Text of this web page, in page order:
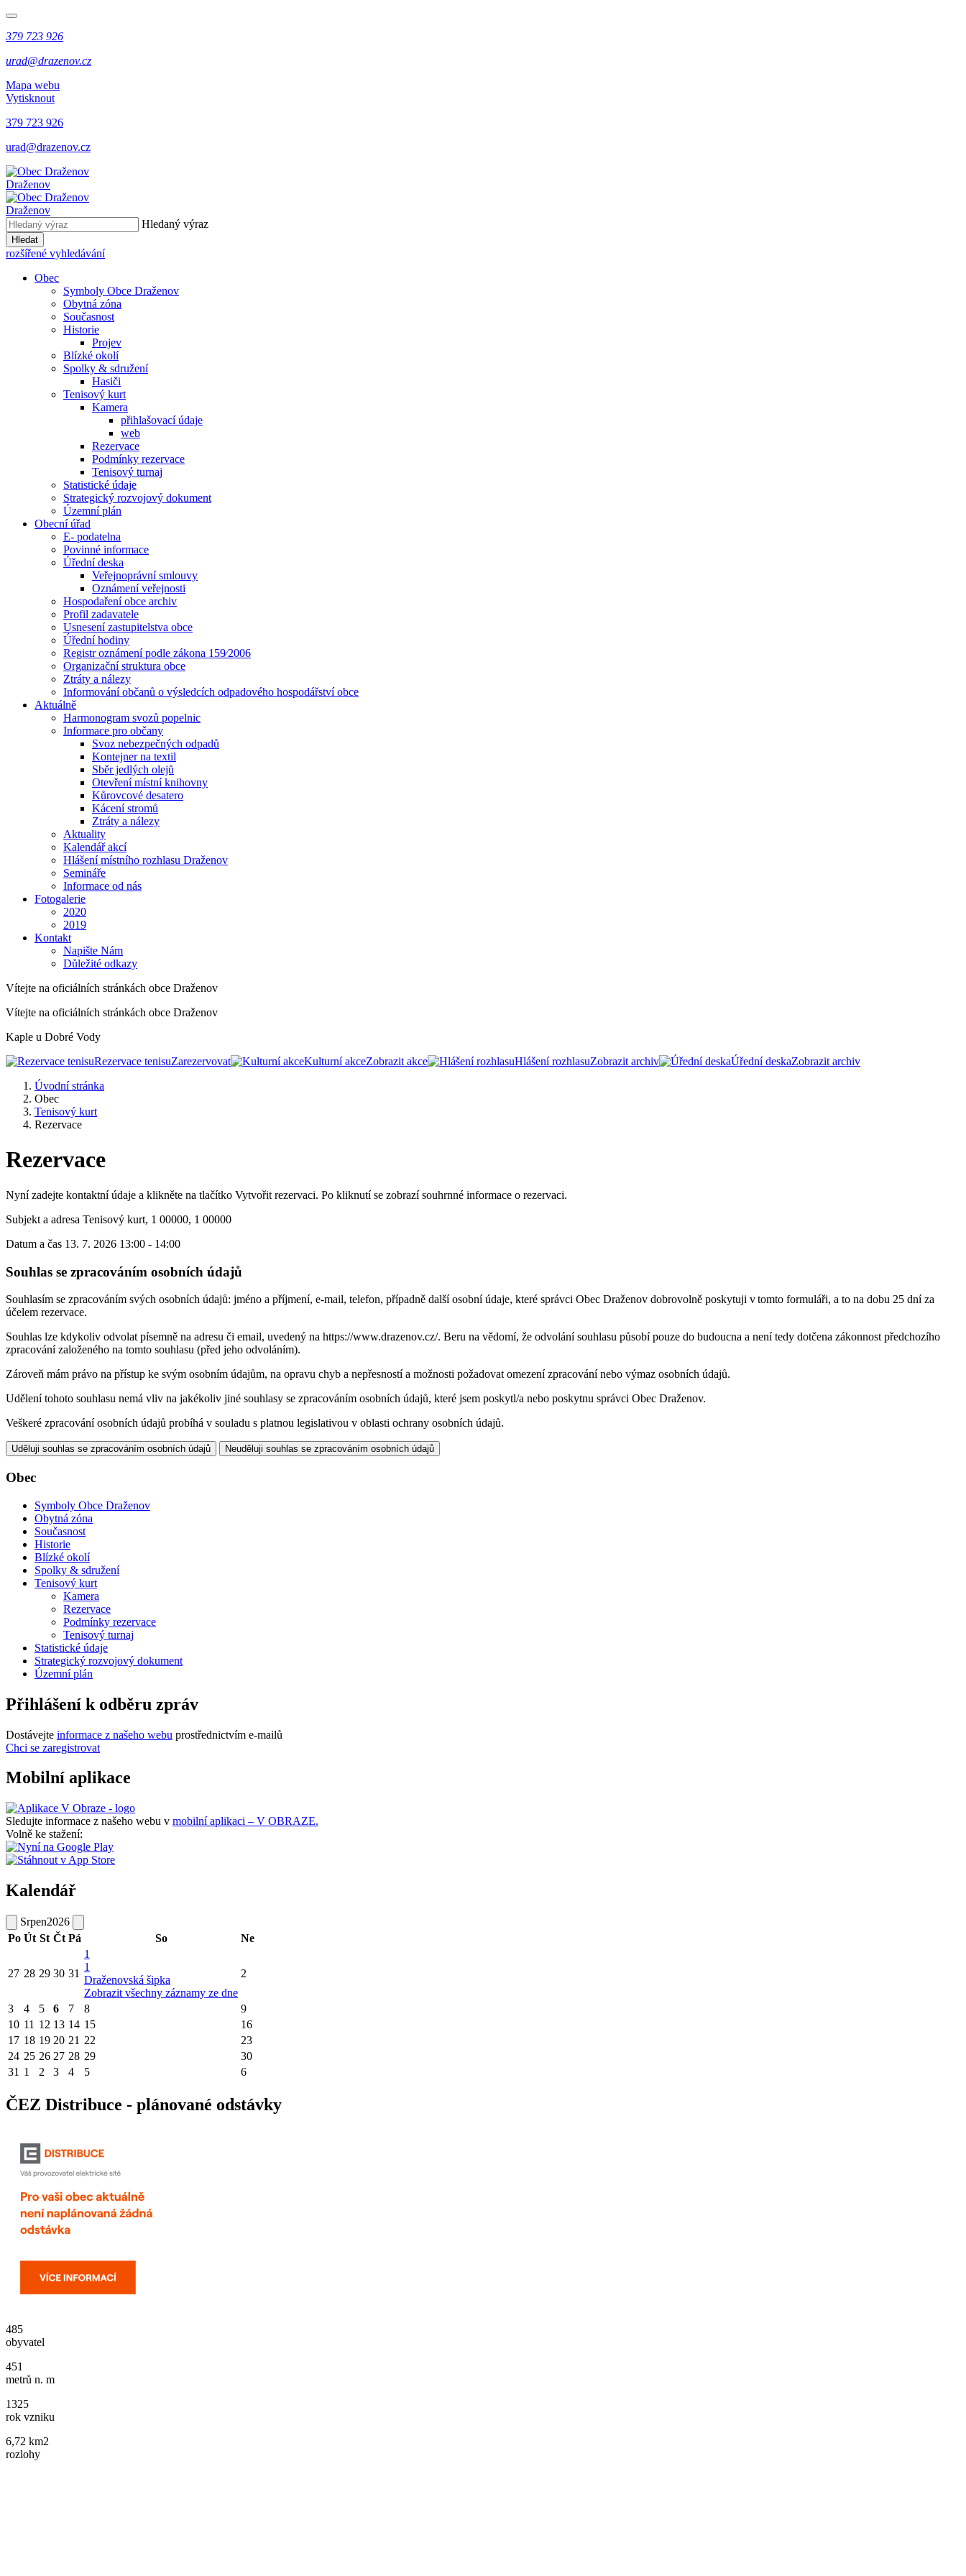
379 723 926
urad@drazenov.cz
Mapa webu
Vytisknout
379 723 926
urad@drazenov.cz
Draženov
Draženov
Hledaný výraz
Hledat
rozšířené vyhledávání
Obec
Symboly Obce Draženov
Obytná zóna
Současnost
Historie
Projev
Blízké okolí
Spolky & sdružení
Hasiči
Tenisový kurt
Kamera
přihlašovací údaje
web
Rezervace
Podmínky rezervace
Tenisový turnaj
Statistické údaje
Strategický rozvojový dokument
Územní plán
Obecní úřad
E- podatelna
Povinné informace
Úřední deska
Veřejnoprávní smlouvy
Oznámení veřejnosti
Hospodaření obce archiv
Profil zadavatele
Usnesení zastupitelstva obce
Úřední hodiny
Registr oznámení podle zákona 159⁄2006
Organizační struktura obce
Ztráty a nálezy
Informování občanů o výsledcích odpadového hospodářství obce
Aktuálně
Harmonogram svozů popelnic
Informace pro občany
Svoz nebezpečných odpadů
Kontejner na textil
Sběr jedlých olejů
Otevření místní knihovny
Kůrovcové desatero
Kácení stromů
Ztráty a nálezy
Aktuality
Kalendář akcí
Hlášení místního rozhlasu Draženov
Semináře
Informace od nás
Fotogalerie
2020
2019
Kontakt
Napište Nám
Důležité odkazy
Vítejte na oficiálních stránkách obce Draženov
Vítejte na oficiálních stránkách obce Draženov
Kaple u Dobré Vody
Rezervace tenisuZarezervovat Kulturní akceZobrazit akce Hlášení rozhlasuZobrazit archiv Úřední deskaZobrazit archiv
Úvodní stránka
Obec
Tenisový kurt
Rezervace
Rezervace
Nyní zadejte kontaktní údaje a klikněte na tlačítko Vytvořit rezervaci. Po kliknutí se zobrazí souhrnné informace o rezervaci.
Subjekt a adresa Tenisový kurt, 1 00000, 1 00000
Datum a čas 13. 7. 2026 13:00 - 14:00
Souhlas se zpracováním osobních údajů
Souhlasím se zpracováním svých osobních údajů: jméno a příjmení, e-mail, telefon, případně další osobní údaje, které správci Obec Draženov dobrovolně poskytuji v tomto formuláři, a to na dobu 25 dní za
účelem rezervace.
Souhlas lze kdykoliv odvolat písemně na adresu či email, uvedený na https://www.drazenov.cz/. Beru na vědomí, že odvolání souhlasu působí pouze do budoucna a není tedy dotčena zákonnost předchozího
zpracování založeného na tomto souhlasu (před jeho odvoláním).
Zároveň mám právo na přístup ke svým osobním údajům, na opravu chyb a nepřesností a možnosti požadovat omezení zpracování nebo výmaz osobních údajů.
Udělení tohoto souhlasu nemá vliv na jakékoliv jiné souhlasy se zpracováním osobních údajů, které jsem poskytl/a nebo poskytnu správci Obec Draženov.
Veškeré zpracování osobních údajů probíhá v souladu s platnou legislativou v oblasti ochrany osobních údajů.
Uděluji souhlas se zpracováním osobních údajů Neuděluji souhlas se zpracováním osobních údajů
Obec
Symboly Obce Draženov
Obytná zóna
Současnost
Historie
Blízké okolí
Spolky & sdružení
Tenisový kurt
Kamera
Rezervace
Podmínky rezervace
Tenisový turnaj
Statistické údaje
Strategický rozvojový dokument
Územní plán
Přihlášení k odběru zpráv
Dostávejte informace z našeho webu prostřednictvím e-mailů
Chci se zaregistrovat
Mobilní aplikace
Sledujte informace z našeho webu v mobilní aplikaci – V OBRAZE.
Volně ke stažení:
Kalendář
Srpen2026
Po Út St Čt Pá So Ne
27 28 29 30 31
1
1
Draženovská šipka
Zobrazit všechny záznamy ze dne
2
3 4 5 6 7 8
9
10 11 12 13 14 15
16
17 18 19 20 21 22
23
24 25 26 27 28 29
30
31 1 2 3 4 5 6
ČEZ Distribuce - plánované odstávky
485
obyvatel
451
metrů n. m
1325
rok vzniku
6,72 km2
rozlohy